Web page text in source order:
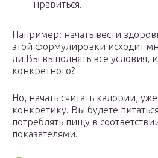
нравиться.
Например: начать вести
этой формулировки исходит
ли Вы выполнять все условия,
конкретного?
Но, начать считать калории,
конкретику. Вы будете
потреблять пищу в
показателями.